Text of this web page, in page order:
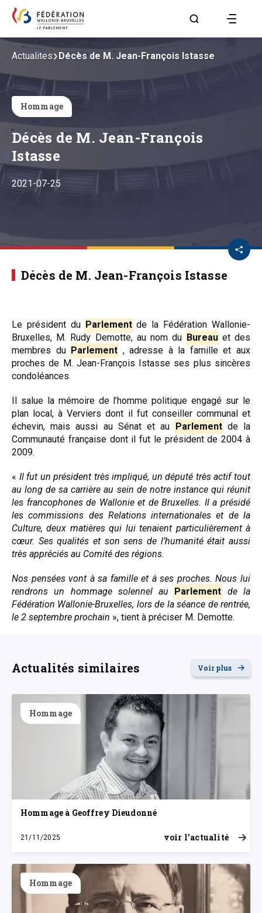
Aller à la page
Hommage
Décès de M. Jean-François
Istasse
2021-07-25
Actualites Décès de M. Jean-François Istasse
Décès de M. Jean-François Istasse
Le président du Parlement de la Fédération Wallonie-
Bruxelles, M. Rudy Demotte, au nom du Bureau et des
membres du Parlement , adresse à la famille et aux
proches de M. Jean-François Istasse ses plus sincères
condoléances.
Il salue la mémoire de l’homme politique engagé sur le
plan local, à Verviers dont il fut conseiller communal et
échevin, mais aussi au Sénat et au Parlement de la
Communauté française dont il fut le président de 2004 à
2009.
« Il fut un président très impliqué, un député très actif tout
au long de sa carrière au sein de notre instance qui réunit
les francophones de Wallonie et de Bruxelles. Il a présidé
les commissions des Relations internationales et de la
Culture, deux matières qui lui tenaient particulièrement à
cœur. Ses qualités et son sens de l’humanité était aussi
très appréciés au Comité des régions.
Nos pensées vont à sa famille et à ses proches. Nous lui
rendrons un hommage solennel au Parlement de la
Fédération Wallonie-Bruxelles, lors de la séance de rentrée,
le 2 septembre prochain », tient à préciser M. Demotte.
Actualités similaires Voir plus
Hommage
Hommage à Geoffrey Dieudonné
21/11/2025
vendredi 21 novembre 2025 voir l’actualité
Hommage